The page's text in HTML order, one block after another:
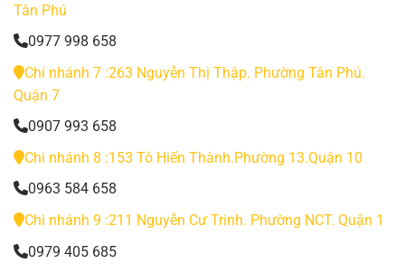
Tân Phú
0977 998 658
Chi nhánh 7 :263 Nguyễn Thị Thập. Phường Tân Phú.
Quận 7
0907 993 658
Chi nhánh 8 :153 Tô Hiến Thành.Phường 13.Quận 10
0963 584 658
Chi nhánh 9 :211 Nguyễn Cư Trinh. Phường NCT. Quận 1
0979 405 685